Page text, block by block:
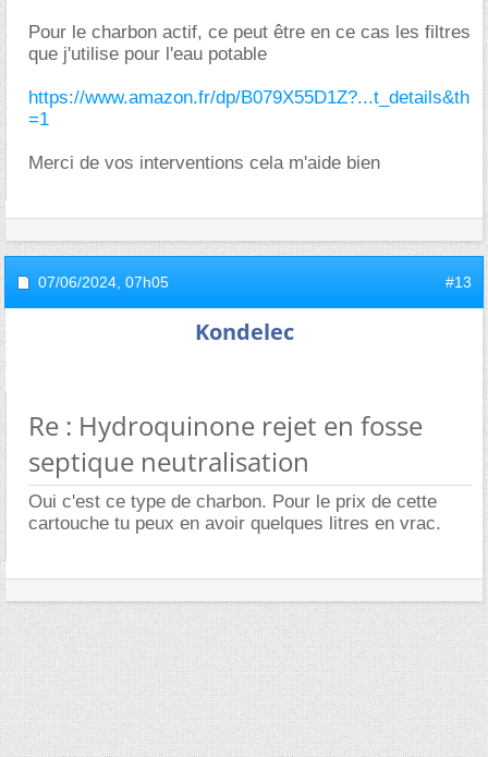
Pour le charbon actif, ce peut être en ce cas les filtres
que j'utilise pour l'eau potable
https://www.amazon.fr/dp/B079X55D1Z?...t_details&th
=1
Merci de vos interventions cela m'aide bien
07/06/2024, 07h05 #13
Kondelec
Re : Hydroquinone rejet en fosse
septique neutralisation
Oui c'est ce type de charbon. Pour le prix de cette
cartouche tu peux en avoir quelques litres en vrac.